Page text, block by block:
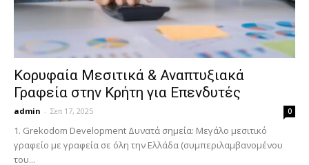
Κορυφαία Μεσιτικά & Αναπτυξιακά
Γραφεία στην Κρήτη για Επενδυτές
admin - Σεπ 17, 2025 0
1. Grekodom Development Δυνατά σημεία: Μεγάλο μεσιτικό
γραφείο με γραφεία σε όλη την Ελλάδα (συμπεριλαμβανομένου
του...